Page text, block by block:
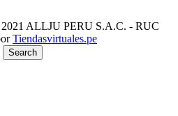
ALLJU PERU S.A.C. - RUC
Tiendasvirtuales.pe
Search